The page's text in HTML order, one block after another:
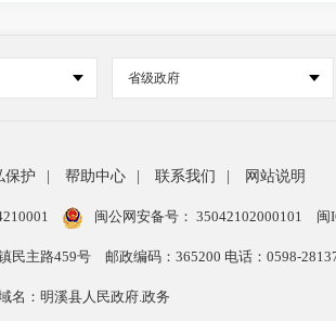
省级政府
保护 帮助中心 联系我们 网站说明
闽公网安备号： 35042102000101 闽
民主路459号 邮政编码：365200 电话：0598-
名：明溪县人民政府.政务